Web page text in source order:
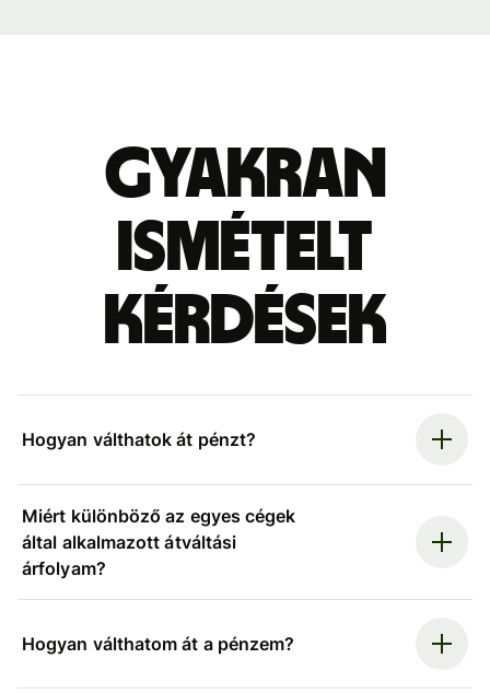
Gyakran
ismételt
kérdések
Hogyan válthatok át pénzt?
Miért különböző az egyes cégek
által alkalmazott átváltási
árfolyam?
Hogyan válthatom át a pénzem?